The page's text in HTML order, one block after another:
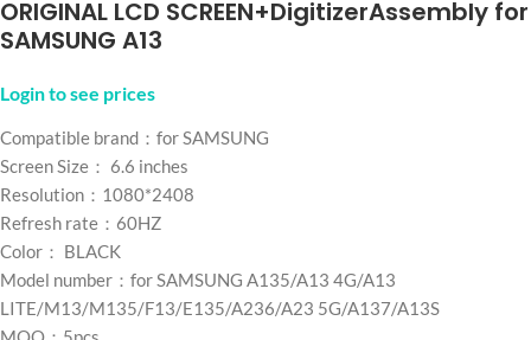
ORIGINAL LCD SCREEN+DigitizerAssembly for
SAMSUNG A13
Login to see prices
Compatible brand：for SAMSUNG
Screen Size： 6.6 inches
Resolution：1080*2408
Refresh rate：60HZ
Color： BLACK
Model number：for SAMSUNG A135/A13 4G/A13
LITE/M13/M135/F13/E135/A236/A23 5G/A137/A13S